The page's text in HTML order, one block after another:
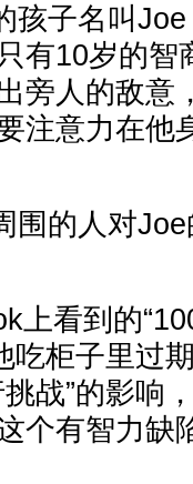
孩子名叫
有10岁的智
旁人的敌意
注意力在他
围的人对
上看到的
吃柜子里过
战”的影响
个有智力缺